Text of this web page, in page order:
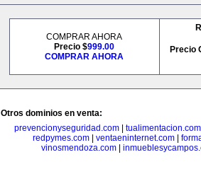
COMPRAR AHORA
Precio $999.00
COMPRAR AHORA
Precio
Otros dominios en venta:
prevencionyseguridad.com
tualimentacion.com
redpymes.com
ventaeninternet.com
vinosmendoza.com|